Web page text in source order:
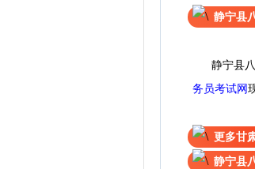
静宁县
静宁县八
务员考试网
更多甘
静宁县